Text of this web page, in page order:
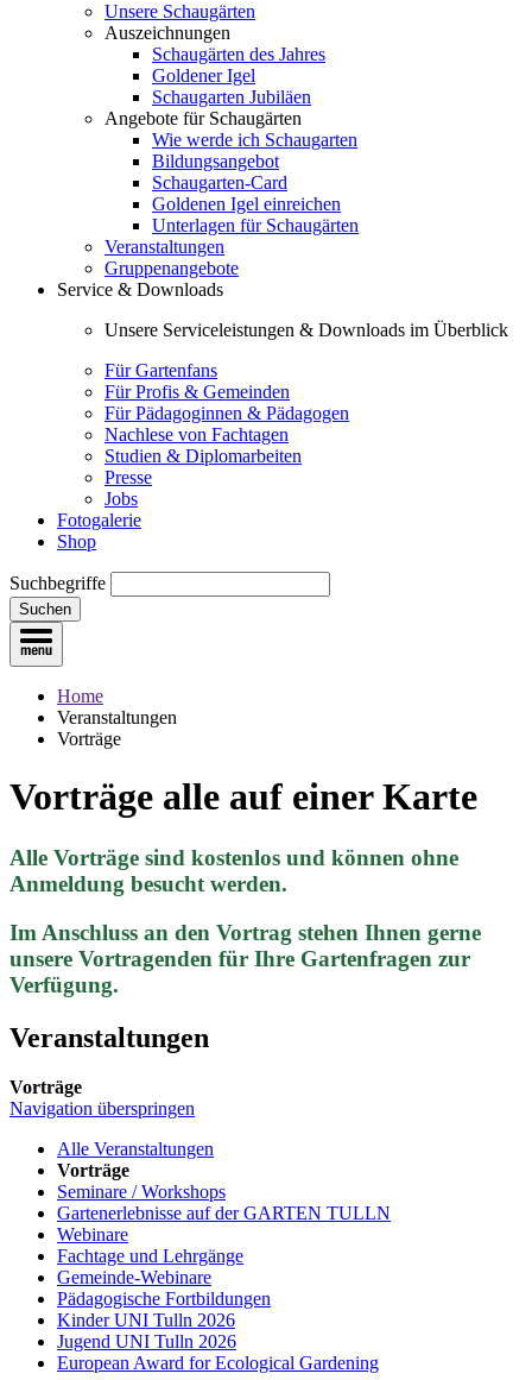
Unsere Schaugärten
Auszeichnungen
Schaugärten des Jahres
Goldener Igel
Schaugarten Jubiläen
Angebote für Schaugärten
Wie werde ich Schaugarten
Bildungsangebot
Schaugarten-Card
Goldenen Igel einreichen
Unterlagen für Schaugärten
Veranstaltungen
Gruppenangebote
Service & Downloads
Unsere Serviceleistungen & Downloads im Überblick
Für Gartenfans
Für Profis & Gemeinden
Für Pädagoginnen & Pädagogen
Nachlese von Fachtagen
Studien & Diplomarbeiten
Presse
Jobs
Fotogalerie
Shop
Suchbegriffe
Suchen
Home
Veranstaltungen
Vorträge
Vorträge alle auf einer Karte
Alle Vorträge sind kostenlos und können ohne
Anmeldung besucht werden.
Im Anschluss an den Vortrag stehen Ihnen gerne
unsere Vortragenden für Ihre Gartenfragen zur
Verfügung.
Veranstaltungen
Vorträge
Navigation überspringen
Alle Veranstaltungen
Vorträge
Seminare / Workshops
Gartenerlebnisse auf der GARTEN TULLN
Webinare
Fachtage und Lehrgänge
Gemeinde-Webinare
Pädagogische Fortbildungen
Kinder UNI Tulln 2026
Jugend UNI Tulln 2026
European Award for Ecological Gardening